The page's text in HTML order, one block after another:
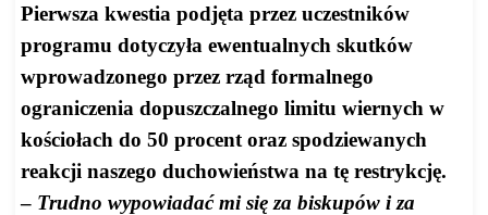
Pierwsza kwestia podjęta przez uczestników
programu dotyczyła ewentualnych skutków
wprowadzonego przez rząd formalnego
ograniczenia dopuszczalnego limitu wiernych w
kościołach do 50 procent oraz spodziewanych
reakcji naszego duchowieństwa na tę restrykcję.
– Trudno wypowiadać mi się za biskupów i za